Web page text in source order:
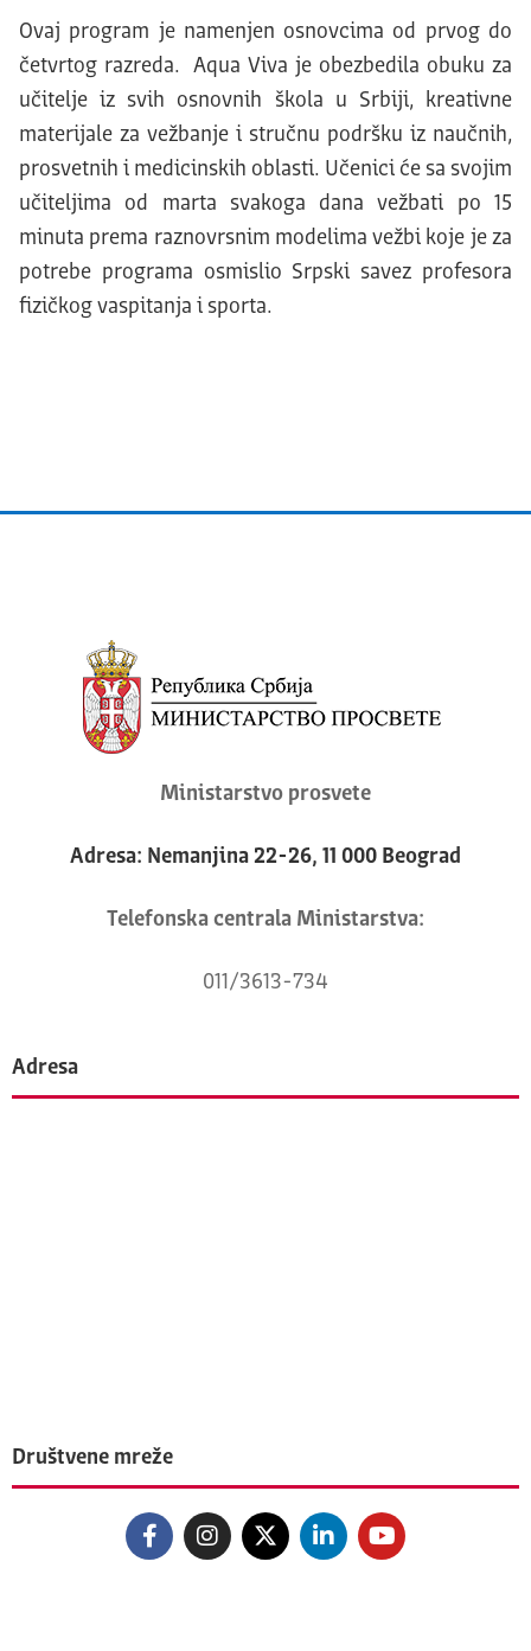
Ovaj program je namenjen osnovcima od prvog do
četvrtog razreda. Aqua Viva je obezbedila obuku za
učitelje iz svih osnovnih škola u Srbiji, kreativne
materijale za vežbanje i stručnu podršku iz naučnih,
prosvetnih i medicinskih oblasti. Učenici će sa svojim
učiteljima od marta svakoga dana vežbati po 15
minuta prema raznovrsnim modelima vežbi koje je za
potrebe programa osmislio Srpski savez profesora
fizičkog vaspitanja i sporta.
Ministarstvo prosvete
Adresa: Nemanjina 22-26, 11 000 Beograd
Telefonska centrala Ministarstva:
011/3613-734
Adresa
Društvene mreže